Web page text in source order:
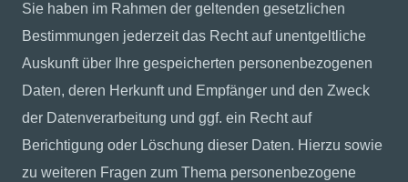
Sie haben im Rahmen der geltenden gesetzlichen
Bestimmungen jederzeit das Recht auf unentgeltliche
Auskunft über Ihre gespeicherten personenbezogenen
Daten, deren Herkunft und Empfänger und den Zweck
der Datenverarbeitung und ggf. ein Recht auf
Berichtigung oder Löschung dieser Daten. Hierzu sowie
zu weiteren Fragen zum Thema personenbezogene